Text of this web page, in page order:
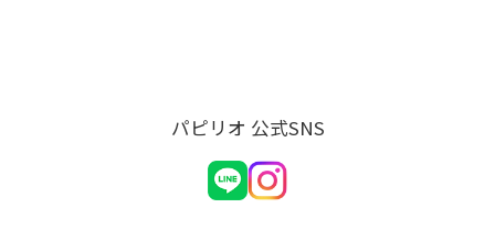
パピリオ 公式SNS